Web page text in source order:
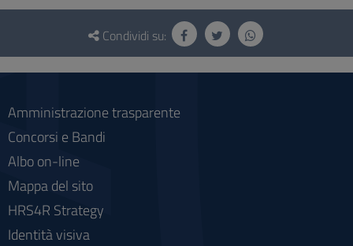
Questionario
social
Condividi su:
Amministrazione trasparente
Concorsi e Bandi
Albo on-line
Mappa del sito
HRS4R Strategy
Identità visiva